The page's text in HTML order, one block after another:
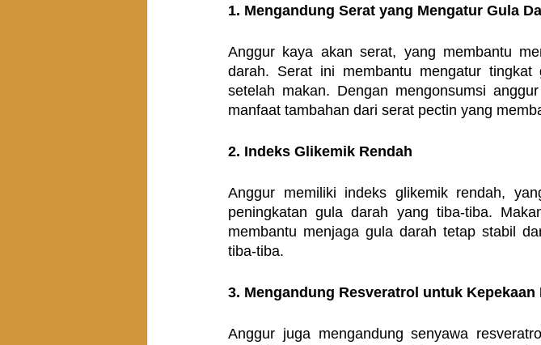
1. Mengandung Serat yang Mengatur Gula
Anggur kaya akan serat, yang membantu
darah. Serat ini membantu mengatur
setelah makan. Dengan mengonsumsi
manfaat tambahan dari serat pectin yang
2. Indeks Glikemik Rendah
Anggur memiliki indeks glikemik rendah,
peningkatan gula darah yang tiba-tiba.
membantu menjaga gula darah tetap stabil
tiba-tiba.
3. Mengandung Resveratrol untuk Kepekaan
Anggur juga mengandung senyawa